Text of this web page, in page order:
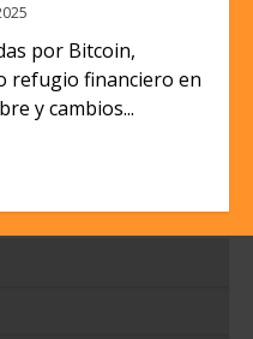
por Bitcoin,
refugio financiero en
y cambios...